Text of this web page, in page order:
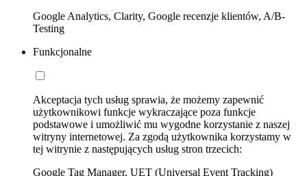
Google Analytics, Clarity, Google recenzje klientów, A/B-
Testing
Funkcjonalne
Akceptacja tych usług sprawia, że możemy zapewnić
użytkownikowi funkcje wykraczające poza funkcje
podstawowe i umożliwić mu wygodne korzystanie z naszej
witryny internetowej. Za zgodą użytkownika korzystamy w
tej witrynie z następujących usług stron trzecich:
Google Tag Manager, UET (Universal Event Tracking)